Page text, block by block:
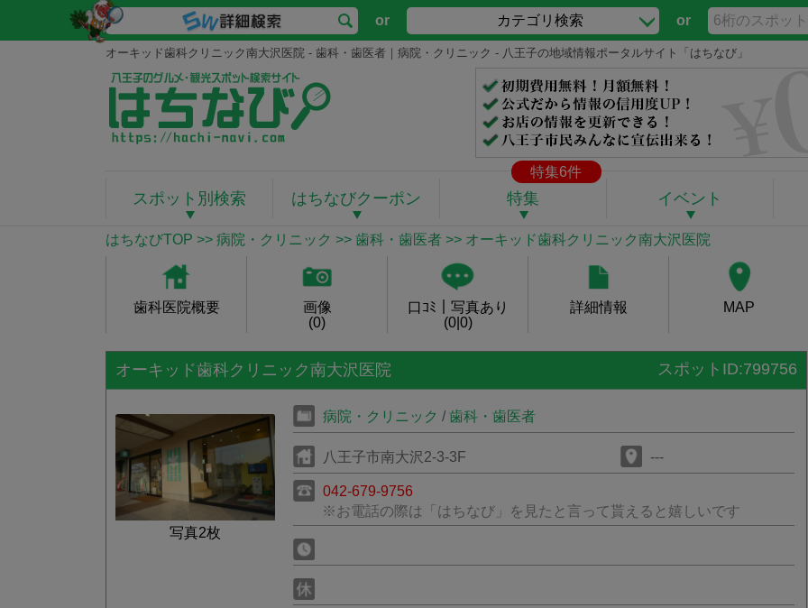
or カテゴリ検索 or
オーキッド歯科クリニック南大沢医院 - 歯科・歯医者｜病院・クリニック - 八王子の地域情報ポータルサイト「はちなび」
特集6件
スポット別検索 はちなびクーポン 特集 イベント
はちなびTOP >> 病院・クリニック >> 歯科・歯医者 >> オーキッド歯科クリニック南大沢医院
歯科医院概要
画像
(0)
口ｺﾐ｜写真あり
(0|0)
詳細情報 MAP
オーキッド歯科クリニック南大沢医院 スポットID:799756
写真2枚
病院・クリニック / 歯科・歯医者
八王子市南大沢2-3-3F ---
042-679-9756
※お電話の際は「はちなび」を見たと言って貰えると嬉しいです